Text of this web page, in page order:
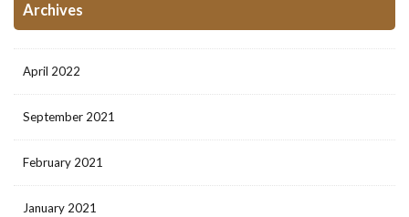
Archives
April 2022
September 2021
February 2021
January 2021